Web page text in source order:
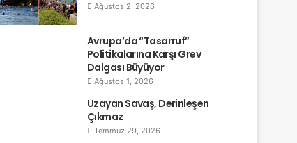
Ağustos 2, 2026
Avrupa’da “Tasarruf”
Politikalarına Karşı Grev
Dalgası Büyüyor
Ağustos 1, 2026
Uzayan Savaş, Derinleşen
Çıkmaz
Temmuz 29, 2026